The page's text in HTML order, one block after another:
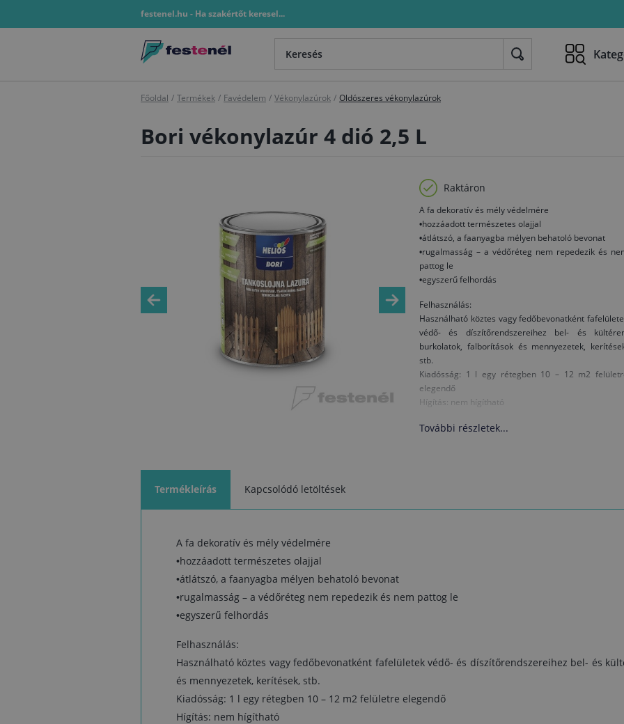
festenel.hu - Ha szakértőt keresel...
Főoldal / Termékek / Favédelem / Vékonylazúrok / Oldószeres vékonylazúrok
Bori vékonylazúr 4 dió 2,5 L
Raktáron
A fa dekoratív és mély védelmére
•hozzáadott természetes olajjal
•átlátszó, a faanyagba mélyen behatoló bevonat
•rugalmasság – a védőréteg nem repedezik és
pattog le
•egyszerű felhordás
Felhasználás:
Használható köztes vagy fedőbevonatként
védő- és díszítőrendszereihez bel- és
burkolatok, falborítások és mennyezetek,
stb.
Kiadósság: 1 l egy rétegben 10 – 12 m2
elegendő
Hígítás: nem hígítható
További részletek...
Termékleírás Kapcsolódó letöltések
A fa dekoratív és mély védelmére
•hozzáadott természetes olajjal
•átlátszó, a faanyagba mélyen behatoló bevonat
•rugalmasság – a védőréteg nem repedezik és nem pattog le
•egyszerű felhordás
Felhasználás:
Használható köztes vagy fedőbevonatként fafelületek védő- és díszítőrendszereihez bel- és
és mennyezetek, kerítések, stb.
Kiadósság: 1 l egy rétegben 10 – 12 m2 felületre elegendő
Hígítás: nem hígítható